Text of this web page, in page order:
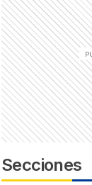
Secciones